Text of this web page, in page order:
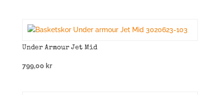
Under Armour Jet Mid
799,00 kr